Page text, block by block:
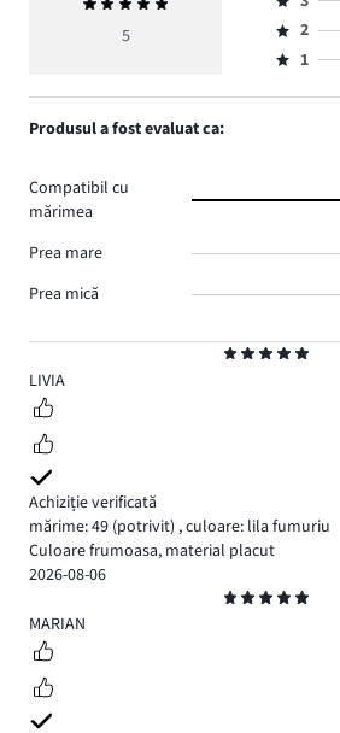
5LIVIA
Achiziție verificată
mărime: 49 (potrivit) ,culoare: lila fumuriu
Culoare frumoasa, material placut
2026-08-06
5
MARIAN
medie
5
de
voturi
5.
4,
numărul
de
0.
Evaluare
3,
numărul
Evaluare
2,
2
Evaluare
1,
1
Produsul a fost evaluat ca:
Compatibil cu
mărimea
Prea mare
Prea mică